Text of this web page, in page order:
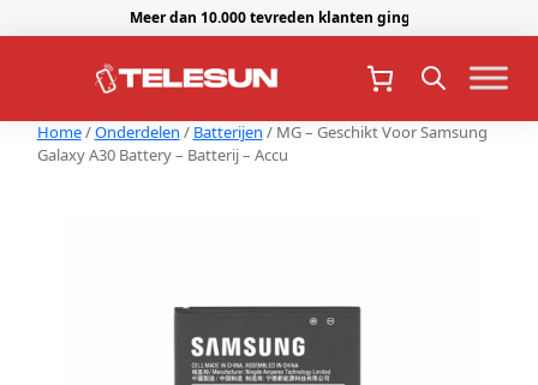
Meer dan 10.000 tevreden klanten gingen je voor.
Home/Onderdelen / Batterijen / MG – Geschikt Voor Samsung
Galaxy A30 Battery – Batterij – Accu